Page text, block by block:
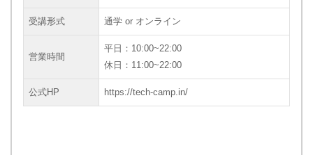
受講形式 通学 or オンライン
営業時間
平日：10:00~22:00
休日：11:00~22:00
公式HP https://tech-camp.in/